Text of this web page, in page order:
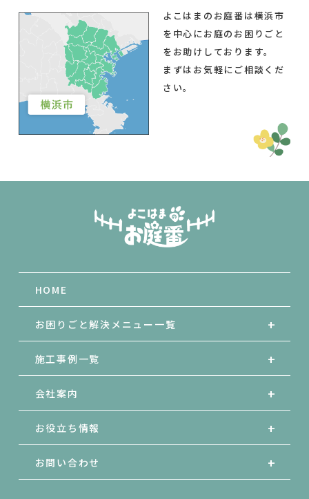
よこはまのお庭番は横浜市
を中心にお庭のお困りごと
をお助けしております。
まずはお気軽にご相談くだ
さい。
HOME
お困りごと解決メニュー一覧
施工事例一覧
会社案内
お役立ち情報
お問い合わせ